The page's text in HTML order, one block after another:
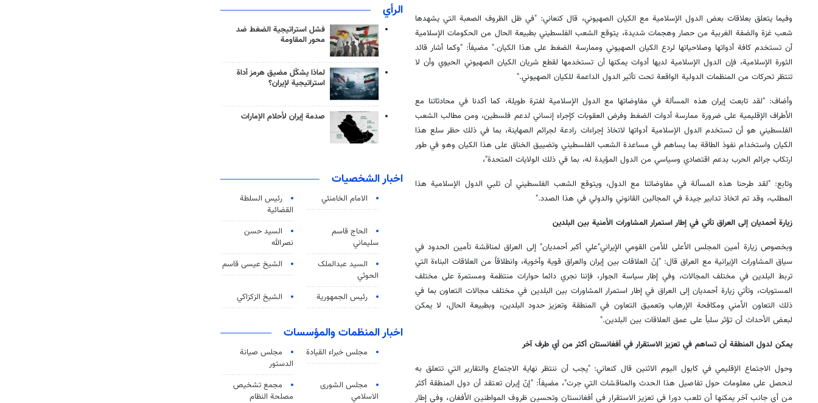
وفيما يتعلق بعلاقات بعض الدول الإسلامية مع الكيان الصهيوني، قال كنعاني: "في ظل الظروف الصعبة التي يشهدها
شعب غزة والضفة الغربية من حصار وهجمات شديدة، يتوقع الشعب الفلسطيني بطبيعة الحال من الحكومات الإسلامية
أن تستخدم كافة أدواتها وصلاحياتها لردع الكيان الصهيوني وممارسة الضغط على هذا الكيان." مضيفاً: "وكما أشار قائد
الثورة الإسلامية، فإن الدول الإسلامية لديها أدوات يمكنها أن تستخدمها لقطع شريان الكيان الصهيوني الحيوي وأن لا
تنتظر تحركات من المنظمات الدولية الواقعة تحت تأثير الدول الداعمة للكيان الصهيوني."
وأضاف: "لقد تابعت إيران هذه المسألة في مفاوضاتها مع الدول الإسلامية لفترة طويلة، كما أكدنا في محادثاتنا مع
الأطراف الإقليمية على ضرورة ممارسة أدوات الضغط وفرض العقوبات كإجراء إنساني لدعم فلسطين، ومن مطالب الشعب
الفلسطيني هو أن تستخدم الدول الإسلامية أدواتها لاتخاذ إجراءات رادعة لجرائم الصهاينة، بما في ذلك حظر سلع هذا
الكيان واستخدام نفوذ الطاقة بما يساهم في مساعدة الشعب الفلسطيني وتضييق الخناق على هذا الكيان وهو في طور
ارتكاب جرائم الحرب بدعم اقتصادي وسياسي من الدول المؤيدة له، بما في ذلك الولايات المتحدة"،
وتابع: "لقد طرحنا هذه المسألة في مفاوضاتنا مع الدول، ويتوقع الشعب الفلسطيني أن تلبي الدول الإسلامية هذا
المطلب، وقد تم اتخاذ تدابير جيدة في المجالين القانوني والدولي في هذا الصدد."
زيارة أحمديان إلى العراق تأتي في إطار استمرار المشاورات الأمنية بين البلدين
وبخصوص زيارة أمين المجلس الأعلى للأمن القومي الإيراني"علي أكبر أحمديان" إلى العراق لمناقشة تأمين الحدود في
سياق المشاورات الإيرانية مع العراق قال: "إنّ العلاقات بين إيران والعراق قوية وأخوية، وانطلاقاً من العلاقات البناءة التي
تربط البلدين في مختلف المجالات، وفي إطار سياسة الجوار، فإننا نجري دائما حوارات منتظمة ومستمرة على مختلف
المستويات، وتأتي زيارة أحمديان إلى العراق في إطار استمرار المشاورات بين البلدين في مختلف مجالات التعاون بما في
ذلك التعاون الأمني ومكافحة الإرهاب وتعميق التعاون في المنطقة وتعزيز حدود البلدين، وبطبيعة الحال، لا يمكن
لبعض الأحداث أن تؤثر سلباً على عمق العلاقات بين البلدين."
يمكن لدول المنطقة أن تساهم في تعزيز الاستقرار في أفغانستان أكثر من أي طرف آخر
وحول الاجتماع الإقليمي في كابول اليوم الاثنين قال كنعاني: "يجب أن ننتظر نهاية الاجتماع والتقارير التي تتعلق به
لنحصل على معلومات حول تفاصيل هذا الحدث والمناقشات التي جرت"، مضيفاً: "إنّ إيران تعتقد أن دول المنطقة أكثر
من أي جانب آخر يمكنها أن تلعب دورا في تعزيز الاستقرار في أفغانستان وتحسين ظروف المواطنين الأفغان، وفي إطار
الرأي
فشل استراتيجية الضغط ضد
محور المقاومة
لماذا يشكّل مضيق هرمز أداة
استراتيجية لإيران؟
صدمة إيران لأحلام الإمارات
اخبار الشخصيات
الامام الخامنئي
رئیس السلطة
القضائیة
الحاج قاسم
سليماني
السيد حسن
نصرالله
السید عبدالملک
الحوثي
الشيخ عيسى قاسم
رئيس الجمهورية الشيخ الزكزاكي
اخبار المنظمات والمؤسسات
مجلس خبراء القيادة
مجلس صيانة
الدستور
مجلس الشورى
الاسلامي
مجمع تشخيص
مصلحة النظام